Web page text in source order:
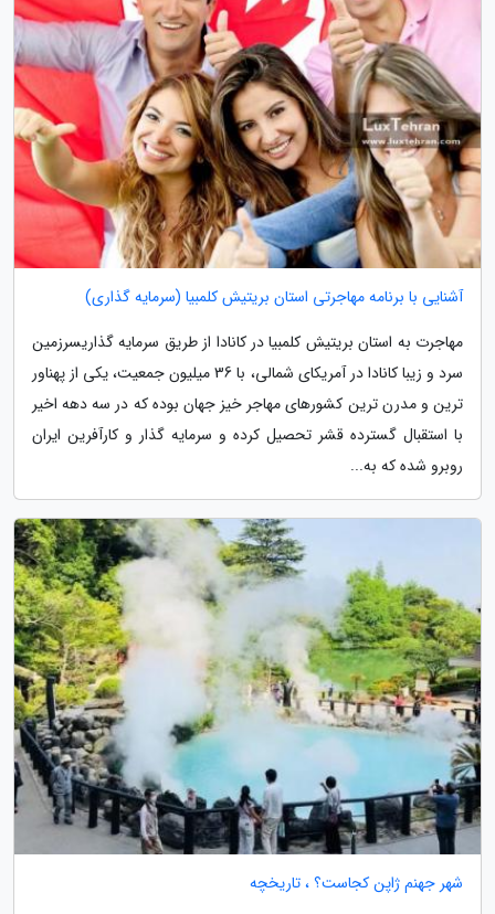
آشنایی با برنامه مهاجرتی استان بریتیش کلمبیا (سرمایه گذاری)
مهاجرت به استان بریتیش کلمبیا در کانادا از طریق سرمایه گذاریسرزمین
سرد و زیبا کانادا در آمریکای شمالی، با 36 میلیون جمعیت، یکی از پهناور
ترین و مدرن ترین کشورهای مهاجر خیز جهان بوده که در سه دهه اخیر
با استقبال گسترده قشر تحصیل کرده و سرمایه گذار و کارآفرین ایران
روبرو شده که به...
شهر جهنم ژاپن کجاست؟ ، تاریخچه